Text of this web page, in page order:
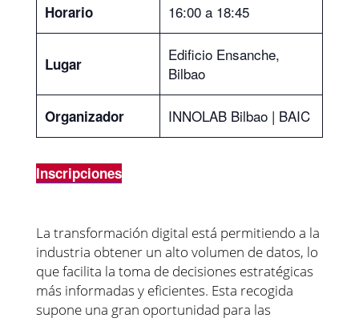
Horario 16:00 a 18:45
Lugar
Edificio Ensanche,
Bilbao
Organizador INNOLAB Bilbao | BAIC
Inscripciones
La transformación digital está permitiendo a la
industria obtener un alto volumen de datos, lo
que facilita la toma de decisiones estratégicas
más informadas y eficientes. Esta recogida
supone una gran oportunidad para las